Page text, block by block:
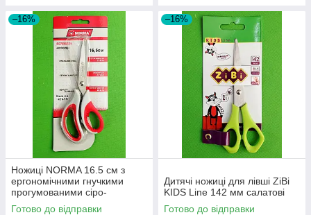
–16%
Ножиці NORMA 16.5 см з
ергономічними гнучкими
прогумованими сіро-
червоними ручками 1.8 мм
Готово до відправки
–16%
Дитячі ножиці для лівші ZiBi
KIDS Line 142 мм салатові
Готово до відправки